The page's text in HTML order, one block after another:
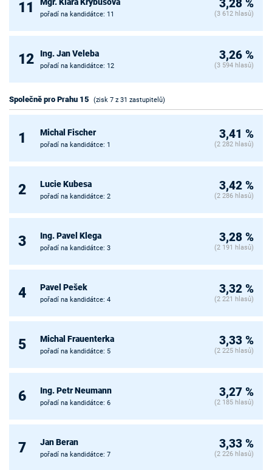
11 pořadí na kandidátce: 11
3,28 %
(3 612 hlasů)
12 Ing. Jan Veleba
pořadí na kandidátce: 12
3,26 %
(3 594 hlasů)
Společně pro Prahu 15 (zisk 7 z 31 zastupitelů)
1 Michal Fischer
pořadí na kandidátce: 1
3,41 %
(2 282 hlasů)
2 Lucie Kubesa
pořadí na kandidátce: 2
3,42 %
(2 286 hlasů)
3 Ing. Pavel Klega
pořadí na kandidátce: 3
3,28 %
(2 191 hlasů)
4 Pavel Pešek
pořadí na kandidátce: 4
3,32 %
(2 221 hlasů)
5 Michal Frauenterka
pořadí na kandidátce: 5
3,33 %
(2 225 hlasů)
6 Ing. Petr Neumann
pořadí na kandidátce: 6
3,27 %
(2 185 hlasů)
7 Jan Beran
pořadí na kandidátce: 7
3,33 %
(2 226 hlasů)